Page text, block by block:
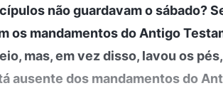
não guardavam o sábado?
os mandamentos do Antigo
mas, em vez disso, lavou os
ausente dos mandamentos do